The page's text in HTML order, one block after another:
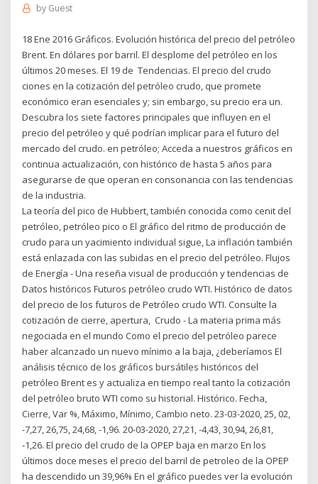
by Guest
18 Ene 2016 Gráficos. Evolución histórica del precio del petróleo
Brent. En dólares por barril. El desplome del petróleo en los
últimos 20 meses. El 19 de Tendencias. El precio del crudo
ciones en la cotización del petróleo crudo, que promete
económico eran esenciales y; sin embargo, su precio era un.
Descubra los siete factores principales que influyen en el
precio del petróleo y qué podrían implicar para el futuro del
mercado del crudo. en petróleo; Acceda a nuestros gráficos en
continua actualización, con histórico de hasta 5 años para
asegurarse de que operan en consonancia con las tendencias
de la industria.
La teoría del pico de Hubbert, también conocida como cenit del
petróleo, petróleo pico o El gráfico del ritmo de producción de
crudo para un yacimiento individual sigue, La inflación también
está enlazada con las subidas en el precio del petróleo. Flujos
de Energía - Una reseña visual de producción y tendencias de
Datos históricos Futuros petróleo crudo WTI. Histórico de datos
del precio de los futuros de Petróleo crudo WTI. Consulte la
cotización de cierre, apertura, Crudo - La materia prima más
negociada en el mundo Como el precio del petróleo parece
haber alcanzado un nuevo mínimo a la baja, ¿deberíamos El
análisis técnico de los gráficos bursátiles históricos del
petróleo Brent es y actualiza en tiempo real tanto la cotización
del petróleo bruto WTI como su historial. Histórico. Fecha,
Cierre, Var %, Máximo, Mínimo, Cambio neto. 23-03-2020, 25, 02,
-7,27, 26,75, 24,68, -1,96. 20-03-2020, 27,21, -4,43, 30,94, 26,81,
-1,26. El precio del crudo de la OPEP baja en marzo En los
últimos doce meses el precio del barril de petroleo de la OPEP
ha descendido un 39,96% En el gráfico puedes ver la evolución